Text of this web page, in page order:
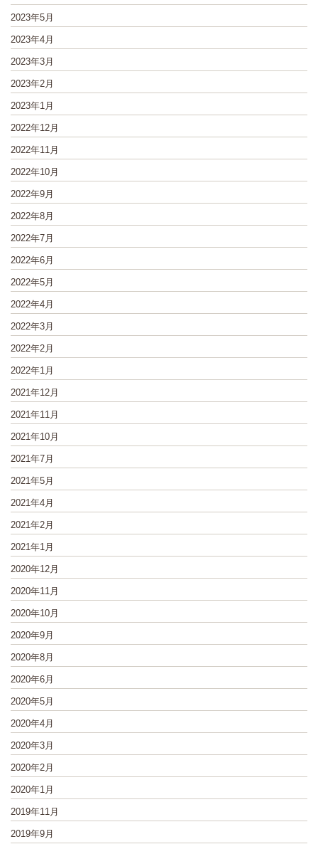
2023年5月
2023年4月
2023年3月
2023年2月
2023年1月
2022年12月
2022年11月
2022年10月
2022年9月
2022年8月
2022年7月
2022年6月
2022年5月
2022年4月
2022年3月
2022年2月
2022年1月
2021年12月
2021年11月
2021年10月
2021年7月
2021年5月
2021年4月
2021年2月
2021年1月
2020年12月
2020年11月
2020年10月
2020年9月
2020年8月
2020年6月
2020年5月
2020年4月
2020年3月
2020年2月
2020年1月
2019年11月
2019年9月